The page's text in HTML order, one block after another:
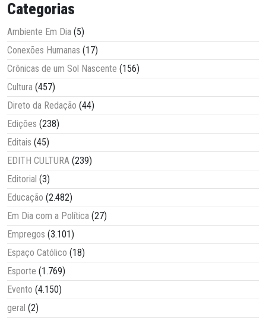
Categorias
Ambiente Em Dia (5)
Conexões Humanas (17)
Crônicas de um Sol Nascente (156)
Cultura (457)
Direto da Redação (44)
Edições (238)
Editais (45)
EDITH CULTURA (239)
Editorial (3)
Educação (2.482)
Em Dia com a Política (27)
Empregos (3.101)
Espaço Católico (18)
Esporte (1.769)
Evento (4.150)
geral (2)